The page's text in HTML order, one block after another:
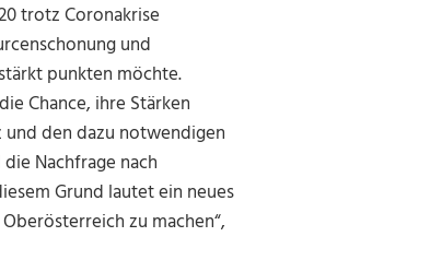
trotz Coronakrise
und
punkten möchte.
Chance, ihre Stärken
den dazu notwendigen
Nachfrage nach
Grund lautet ein neues
zu machen“,